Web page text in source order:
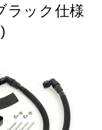
ラック仕様